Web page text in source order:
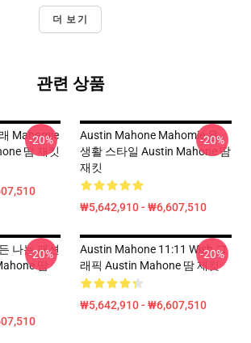
더 보기
관련 상품
Mahomie
땀 재킷
-20%
Austin Mahone Mahomie 용
생활 스타일 Austin Mahone 땀
재킷
₩5,642,910 - ₩6,607,510
-20%
나는 패션
땀
-20%
Austin Mahone 11:11 Wish 그
래픽 Austin Mahone 땀 재킷
₩5,642,910 - ₩6,607,510
-20%